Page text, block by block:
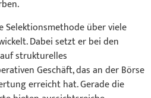
Selektionsmethode über viele
Dabei setzt er bei den
strukturelles
Geschäft, das an der Börse
erreicht hat. Gerade die